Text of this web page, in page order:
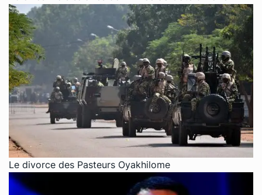
Le divorce des Pasteurs Oyakhilome